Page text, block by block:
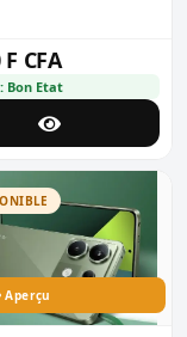
CFA
Bon Etat
Aperçu